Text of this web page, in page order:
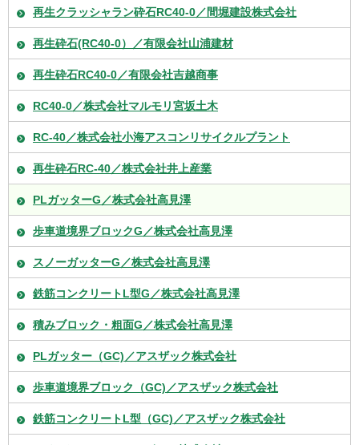
再生クラッシャラン砕石RC40-0／間堀建設株式会社
再生砕石(RC40-0）／有限会社山浦建材
再生砕石RC40-0／有限会社吉越商事
RC40-0／株式会社マルモリ宮坂土木
RC-40／株式会社小海アスコンリサイクルプラント
再生砕石RC-40／株式会社井上産業
PLガッターG／株式会社高見澤
歩車道境界ブロックG／株式会社高見澤
スノーガッターG／株式会社高見澤
鉄筋コンクリートL型G／株式会社高見澤
積みブロック・粗面G／株式会社高見澤
PLガッター（GC)／アスザック株式会社
歩車道境界ブロック（GC)／アスザック株式会社
鉄筋コンクリートL型（GC)／アスザック株式会社